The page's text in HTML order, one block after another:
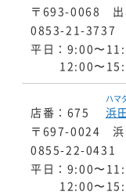
〒693-0068 出
0853-21-3737
平日：9:00〜
12:00〜
店番：675 浜
ハマ
〒697-0024 浜
0855-22-0431
平日：9:00〜
12:00〜